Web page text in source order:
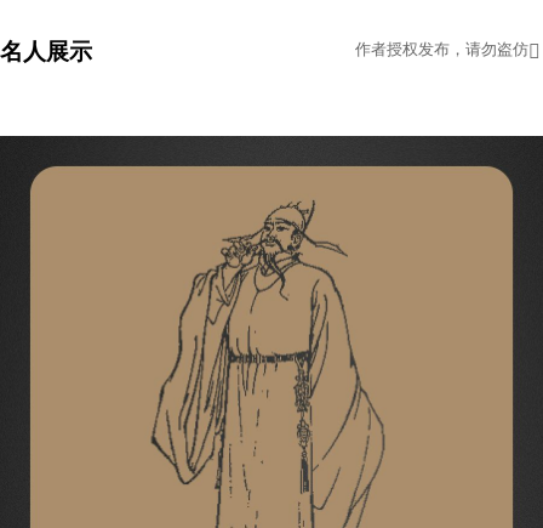
名人展示 作者授权发布，请勿盗仿